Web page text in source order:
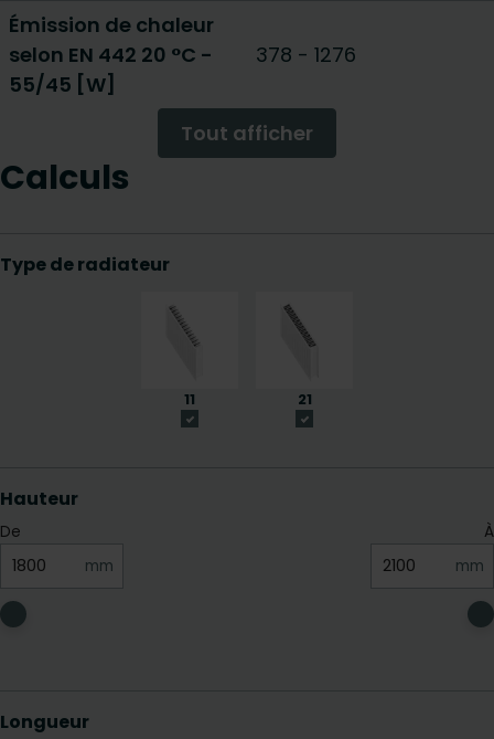
Émission de chaleur
selon EN 442 20 °C -
55/45 [W]
378 - 1276
Tout afficher
Calculs